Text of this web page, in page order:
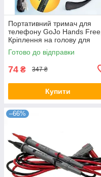
Портативний тримач для
телефону GoJo Hands Free,
Кріплення на голову для
телефону
Готово до відправки
74 ₴ 347 ₴
Купити
–66%